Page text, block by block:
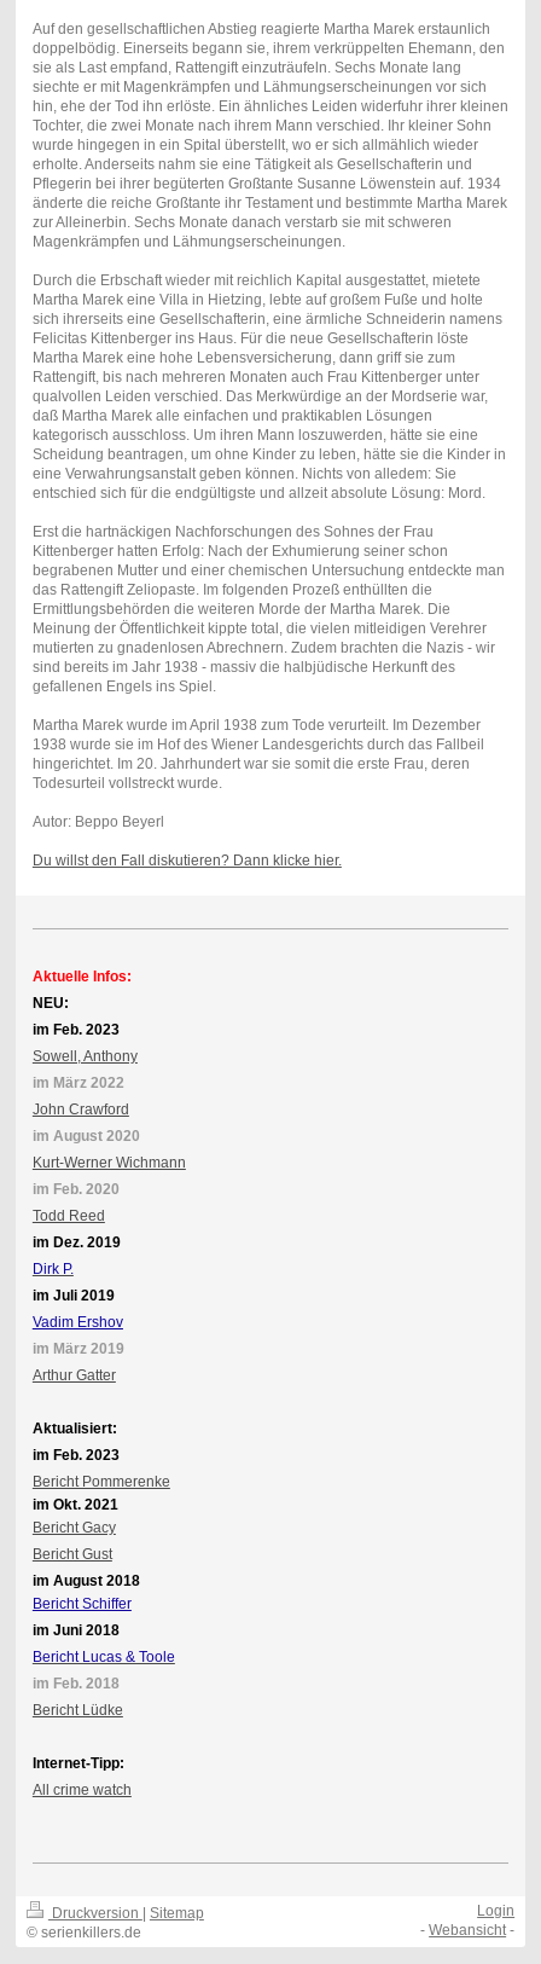
Auf den gesellschaftlichen Abstieg reagierte Martha Marek erstaunlich
doppelbödig. Einerseits begann sie, ihrem verkrüppelten Ehemann, den
sie als Last empfand, Rattengift einzuträufeln. Sechs Monate lang
siechte er mit Magenkrämpfen und Lähmungserscheinungen vor sich
hin, ehe der Tod ihn erlöste. Ein ähnliches Leiden widerfuhr ihrer kleinen
Tochter, die zwei Monate nach ihrem Mann verschied. Ihr kleiner Sohn
wurde hingegen in ein Spital überstellt, wo er sich allmählich wieder
erholte. Anderseits nahm sie eine Tätigkeit als Gesellschafterin und
Pflegerin bei ihrer begüterten Großtante Susanne Löwenstein auf. 1934
änderte die reiche Großtante ihr Testament und bestimmte Martha Marek
zur Alleinerbin. Sechs Monate danach verstarb sie mit schweren
Magenkrämpfen und Lähmungserscheinungen.
Durch die Erbschaft wieder mit reichlich Kapital ausgestattet, mietete
Martha Marek eine Villa in Hietzing, lebte auf großem Fuße und holte
sich ihrerseits eine Gesellschafterin, eine ärmliche Schneiderin namens
Felicitas Kittenberger ins Haus. Für die neue Gesellschafterin löste
Martha Marek eine hohe Lebensversicherung, dann griff sie zum
Rattengift, bis nach mehreren Monaten auch Frau Kittenberger unter
qualvollen Leiden verschied. Das Merkwürdige an der Mordserie war,
daß Martha Marek alle einfachen und praktikablen Lösungen
kategorisch ausschloss. Um ihren Mann loszuwerden, hätte sie eine
Scheidung beantragen, um ohne Kinder zu leben, hätte sie die Kinder in
eine Verwahrungsanstalt geben können. Nichts von alledem: Sie
entschied sich für die endgültigste und allzeit absolute Lösung: Mord.
Erst die hartnäckigen Nachforschungen des Sohnes der Frau
Kittenberger hatten Erfolg: Nach der Exhumierung seiner schon
begrabenen Mutter und einer chemischen Untersuchung entdeckte man
das Rattengift Zeliopaste. Im folgenden Prozeß enthüllten die
Ermittlungsbehörden die weiteren Morde der Martha Marek. Die
Meinung der Öffentlichkeit kippte total, die vielen mitleidigen Verehrer
mutierten zu gnadenlosen Abrechnern. Zudem brachten die Nazis - wir
sind bereits im Jahr 1938 - massiv die halbjüdische Herkunft des
gefallenen Engels ins Spiel.
Martha Marek wurde im April 1938 zum Tode verurteilt. Im Dezember
1938 wurde sie im Hof des Wiener Landesgerichts durch das Fallbeil
hingerichtet. Im 20. Jahrhundert war sie somit die erste Frau, deren
Todesurteil vollstreckt wurde.
Autor: Beppo Beyerl
Du willst den Fall diskutieren? Dann klicke hier.
Aktuelle Infos:
NEU:
im Feb. 2023
Sowell, Anthony
im März 2022
John Crawford
im August 2020
Kurt-Werner Wichmann
im Feb. 2020
Todd Reed
im Dez. 2019
Dirk P.
im Juli 2019
Vadim Ershov
im März 2019
Arthur Gatter
Aktualisiert:
im Feb. 2023
Bericht Pommerenke
im Okt. 2021
Bericht Gacy
Bericht Gust
im August 2018
Bericht Schiffer
im Juni 2018
Bericht Lucas & Toole
im Feb. 2018
Bericht Lüdke
Internet-Tipp:
All crime watch
Druckversion | Sitemap
© serienkillers.de
Login
-Webansicht -